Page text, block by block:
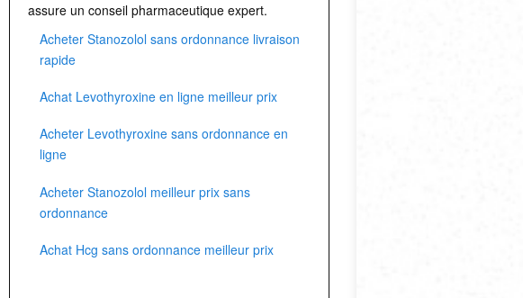
assure un conseil pharmaceutique expert.
Acheter Stanozolol sans ordonnance livraison
rapide
Achat Levothyroxine en ligne meilleur prix
Acheter Levothyroxine sans ordonnance en
ligne
Acheter Stanozolol meilleur prix sans
ordonnance
Achat Hcg sans ordonnance meilleur prix